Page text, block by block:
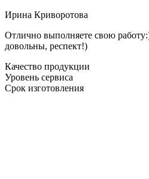
Ирина Криворотова
Отлично выполняете свою
довольны, респект!)
Качество продукции
Уровень сервиса
Срок изготовления